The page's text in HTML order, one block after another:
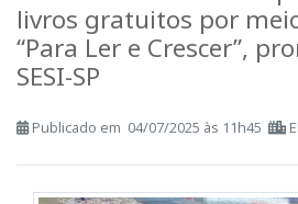
livros gratuitos por
“Para Ler e Crescer”,
SESI-SP